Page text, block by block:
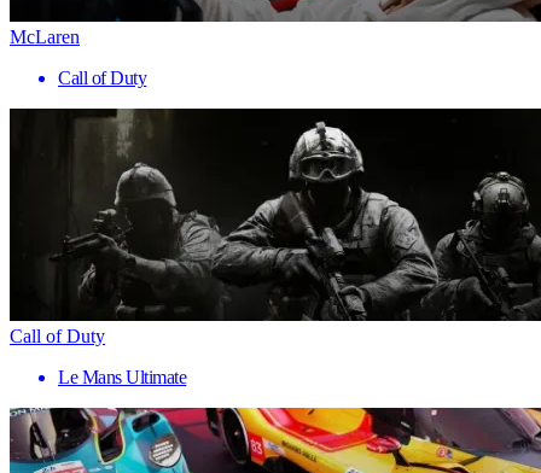
McLaren
Call of Duty
Call of Duty
Le Mans Ultimate